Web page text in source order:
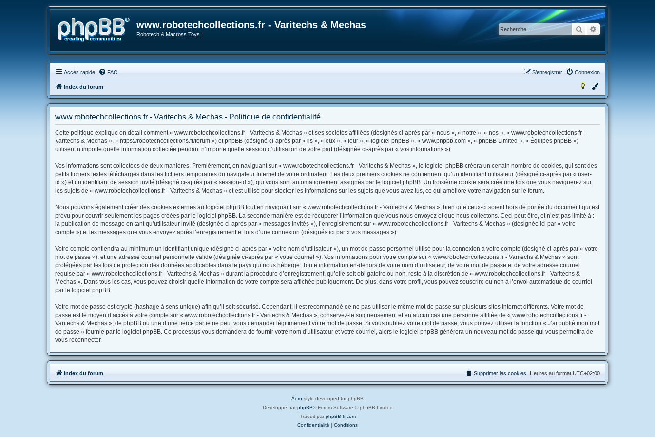
www.robotechcollections.fr - Varitechs & Mechas
Robotech & Macross Toys !
RechercherRecherche avancée
Accès rapide FAQ Connexion
S’enregistrer
Index du forum
www.robotechcollections.fr - Varitechs & Mechas - Politique de confidentialité
Cette politique explique en détail comment « www.robotechcollections.fr - Varitechs & Mechas » et ses sociétés affiliées (désignés ci-après par « nous », « notre », « nos », « www.robotechcollections.fr -
Varitechs & Mechas », « https://robotechcollections.fr/forum ») et phpBB (désigné ci-après par « ils », « eux », « leur », « logiciel phpBB », « www.phpbb.com », « phpBB Limited », « Équipes phpBB »)
utilisent n’importe quelle information collectée pendant n’importe quelle session d’utilisation de votre part (désignée ci-après par « vos informations »).
Vos informations sont collectées de deux manières. Premièrement, en naviguant sur « www.robotechcollections.fr - Varitechs & Mechas », le logiciel phpBB créera un certain nombre de cookies, qui sont des
petits fichiers textes téléchargés dans les fichiers temporaires du navigateur Internet de votre ordinateur. Les deux premiers cookies ne contiennent qu’un identifiant utilisateur (désigné ci-après par « user-
id ») et un identifiant de session invité (désigné ci-après par « session-id »), qui vous sont automatiquement assignés par le logiciel phpBB. Un troisième cookie sera créé une fois que vous naviguerez sur
les sujets de « www.robotechcollections.fr - Varitechs & Mechas » et est utilisé pour stocker les informations sur les sujets que vous avez lus, ce qui améliore votre navigation sur le forum.
Nous pouvons également créer des cookies externes au logiciel phpBB tout en naviguant sur « www.robotechcollections.fr - Varitechs & Mechas », bien que ceux-ci soient hors de portée du document qui est
prévu pour couvrir seulement les pages créées par le logiciel phpBB. La seconde manière est de récupérer l’information que vous nous envoyez et que nous collectons. Ceci peut être, et n’est pas limité à :
la publication de message en tant qu’utilisateur invité (désignée ci-après par « messages invités »), l’enregistrement sur « www.robotechcollections.fr - Varitechs & Mechas » (désignée ici par « votre
compte ») et les messages que vous envoyez après l’enregistrement et lors d’une connexion (désignés ici par « vos messages »).
Votre compte contiendra au minimum un identifiant unique (désigné ci-après par « votre nom d’utilisateur »), un mot de passe personnel utilisé pour la connexion à votre compte (désigné ci-après par « votre
mot de passe »), et une adresse courriel personnelle valide (désignée ci-après par « votre courriel »). Vos informations pour votre compte sur « www.robotechcollections.fr - Varitechs & Mechas » sont
protégées par les lois de protection des données applicables dans le pays qui nous héberge. Toute information en-dehors de votre nom d’utilisateur, de votre mot de passe et de votre adresse courriel
requise par « www.robotechcollections.fr - Varitechs & Mechas » durant la procédure d’enregistrement, qu’elle soit obligatoire ou non, reste à la discrétion de « www.robotechcollections.fr - Varitechs &
Mechas ». Dans tous les cas, vous pouvez choisir quelle information de votre compte sera affichée publiquement. De plus, dans votre profil, vous pouvez souscrire ou non à l’envoi automatique de courriel
par le logiciel phpBB.
Votre mot de passe est crypté (hashage à sens unique) afin qu’il soit sécurisé. Cependant, il est recommandé de ne pas utiliser le même mot de passe sur plusieurs sites Internet différents. Votre mot de
passe est le moyen d’accès à votre compte sur « www.robotechcollections.fr - Varitechs & Mechas », conservez-le soigneusement et en aucun cas une personne affiliée de « www.robotechcollections.fr -
Varitechs & Mechas », de phpBB ou une d’une tierce partie ne peut vous demander légitimement votre mot de passe. Si vous oubliez votre mot de passe, vous pouvez utiliser la fonction « J’ai oublié mon mot
de passe » fournie par le logiciel phpBB. Ce processus vous demandera de fournir votre nom d’utilisateur et votre courriel, alors le logiciel phpBB générera un nouveau mot de passe qui vous permettra de
vous reconnecter.
Index du forum Heures au format UTC+02:00
Supprimer les cookies
Aero style developed for phpBB
Développé par phpBB® Forum Software © phpBB Limited
Traduit par phpBB-fr.com
Confidentialité | Conditions